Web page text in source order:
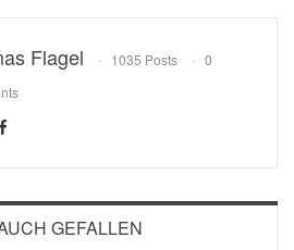
Flagel 1035 Posts
0
GEFALLEN